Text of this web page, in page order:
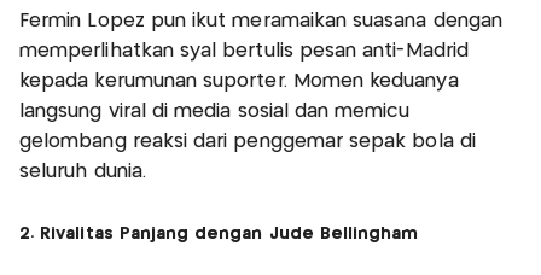
Fermín Lopez pun ikut meramaikan suasana dengan
memperlihatkan syal bertulis pesan anti-Madrid
kepada kerumunan suporter. Momen keduanya
langsung viral di media sosial dan memicu
gelombang reaksi dari penggemar sepak bola di
seluruh dunia.
2. Rivalitas Panjang dengan Jude Bellingham